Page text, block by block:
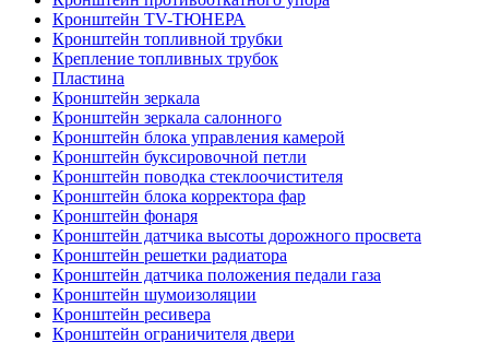
Кронштейн TV-ТЮНЕРА
Кронштейн топливной трубки
Крепление топливных трубок
Пластина
Кронштейн зеркала
Кронштейн зеркала салонного
Кронштейн блока управления камерой
Кронштейн буксировочной петли
Кронштейн поводка стеклоочистителя
Кронштейн блока корректора фар
Кронштейн фонаря
Кронштейн датчика высоты дорожного просвета
Кронштейн решетки радиатора
Кронштейн датчика положения педали газа
Кронштейн шумоизоляции
Кронштейн ресивера
Кронштейн ограничителя двери